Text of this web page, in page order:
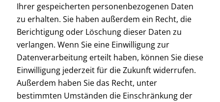
Ihrer gespeicherten personenbezogenen Daten
zu erhalten. Sie haben außerdem ein Recht, die
Berichtigung oder Löschung dieser Daten zu
verlangen. Wenn Sie eine Einwilligung zur
Datenverarbeitung erteilt haben, können Sie diese
Einwilligung jederzeit für die Zukunft widerrufen.
Außerdem haben Sie das Recht, unter
bestimmten Umständen die Einschränkung der